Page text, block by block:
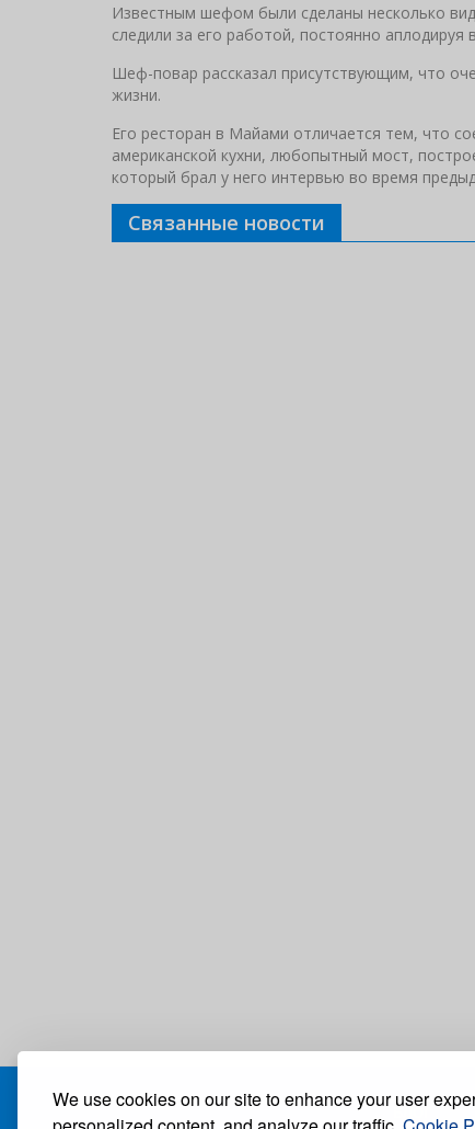
We use cookies on our site to enhance your user
Известным шефом были сделаны несколько
следили за его работой, постоянно
Шеф-повар рассказал присутствующим, что
жизни.
Его ресторан в Майами отличается тем, что
американской кухни, любопытный мост,
который брал у него интервью во время
Связанные новости